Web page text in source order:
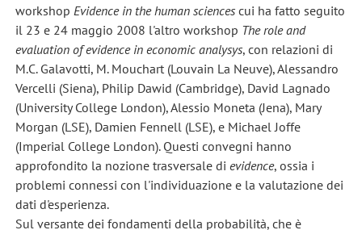
workshop Evidence in the human sciencescui ha fatto seguito
il 23 e 24 maggio 2008 l'altro workshop The role and
evaluation of evidence in economic analysys, con relazioni di
M.C. Galavotti, M. Mouchart (Louvain La Neuve), Alessandro
Vercelli (Siena), Philip Dawid (Cambridge), David Lagnado
(University College London), Alessio Moneta (Jena), Mary
Morgan (LSE), Damien Fennell (LSE), e Michael Joffe
(Imperial College London). Questi convegni hanno
approfondito la nozione trasversale di evidence, ossia i
problemi connessi con l'individuazione e la valutazione dei
dati d'esperienza.
Sul versante dei fondamenti della probabilità, che è